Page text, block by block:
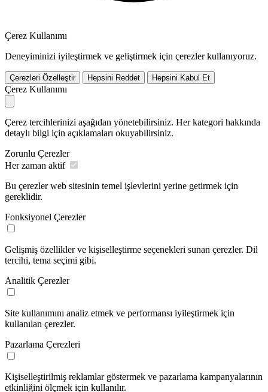
Çerez Kullanımı
Deneyiminizi iyileştirmek ve geliştirmek için çerezler kullanıyoruz.
Çerezleri Özelleştir Hepsini Reddet Hepsini Kabul Et
Çerez Kullanımı
Çerez tercihlerinizi aşağıdan yönetebilirsiniz. Her kategori hakkında
detaylı bilgi için açıklamaları okuyabilirsiniz.
Zorunlu Çerezler
Her zaman aktif
Bu çerezler web sitesinin temel işlevlerini yerine getirmek için
gereklidir.
Fonksiyonel Çerezler
Gelişmiş özellikler ve kişiselleştirme seçenekleri sunan çerezler. Dil
tercihi, tema seçimi gibi.
Analitik Çerezler
Site kullanımını analiz etmek ve performansı iyileştirmek için
kullanılan çerezler.
Pazarlama Çerezleri
Kişiselleştirilmiş reklamlar göstermek ve pazarlama kampanyalarının
etkinliğini ölçmek için kullanılır.